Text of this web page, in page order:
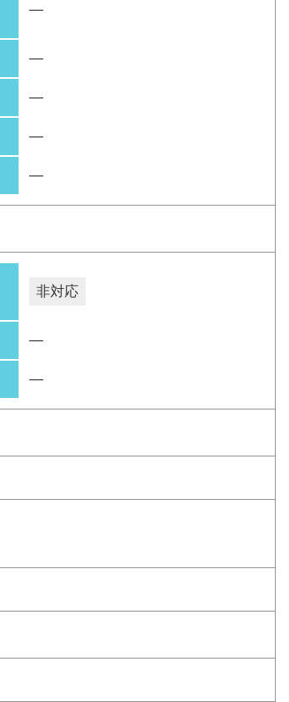
―
―
―
―
―
非対応
―
―